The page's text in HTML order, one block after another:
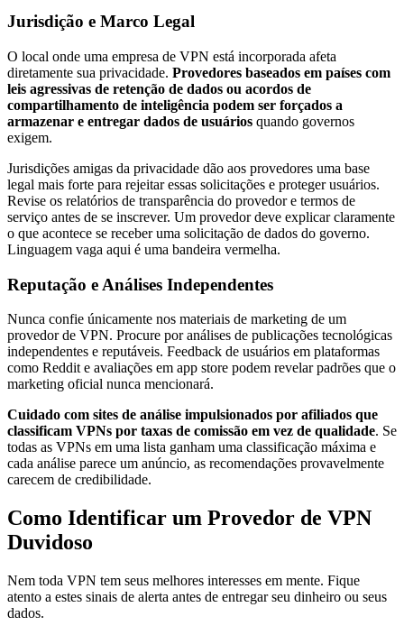
Jurisdição e Marco Legal
O local onde uma empresa de VPN está incorporada afeta
diretamente sua privacidade. Provedores baseados em países com
leis agressivas de retenção de dados ou acordos de
compartilhamento de inteligência podem ser forçados a
armazenar e entregar dados de usuários quando governos
exigem.
Jurisdições amigas da privacidade dão aos provedores uma base
legal mais forte para rejeitar essas solicitações e proteger usuários.
Revise os relatórios de transparência do provedor e termos de
serviço antes de se inscrever. Um provedor deve explicar claramente
o que acontece se receber uma solicitação de dados do governo.
Linguagem vaga aqui é uma bandeira vermelha.
Reputação e Análises Independentes
Nunca confie únicamente nos materiais de marketing de um
provedor de VPN. Procure por análises de publicações tecnológicas
independentes e reputáveis. Feedback de usuários em plataformas
como Reddit e avaliações em app store podem revelar padrões que o
marketing oficial nunca mencionará.
Cuidado com sites de análise impulsionados por afiliados que
classificam VPNs por taxas de comissão em vez de qualidade. Se
todas as VPNs em uma lista ganham uma classificação máxima e
cada análise parece um anúncio, as recomendações provavelmente
carecem de credibilidade.
Como Identificar um Provedor de VPN
Duvidoso
Nem toda VPN tem seus melhores interesses em mente. Fique
atento a estes sinais de alerta antes de entregar seu dinheiro ou seus
dados.